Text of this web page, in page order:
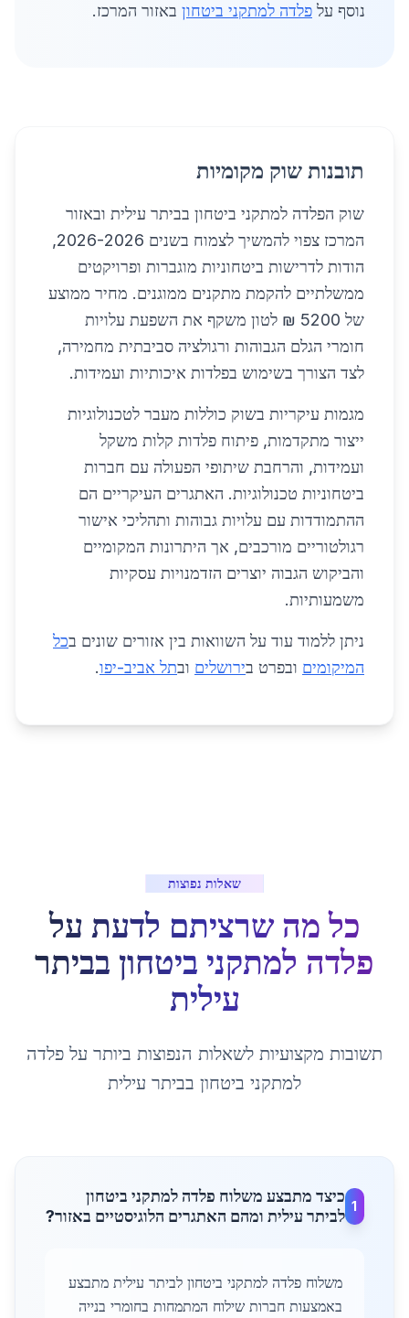
נוסף על פלדה למתקני ביטחון באזור המרכז.
תובנות שוק מקומיות
שוק הפלדה למתקני ביטחון בביתר עילית ובאזור
המרכז צפוי להמשיך לצמוח בשנים 2026-2026,
הודות לדרישות ביטחוניות מוגברות ופרויקטים
ממשלתיים להקמת מתקנים ממוגנים. מחיר ממוצע
של 5200 ₪ לטון משקף את השפעת עלויות
חומרי הגלם הגבוהות ורגולציה סביבתית מחמירה,
לצד הצורך בשימוש בפלדות איכותיות ועמידות.
מגמות עיקריות בשוק כוללות מעבר לטכנולוגיות
ייצור מתקדמות, פיתוח פלדות קלות משקל
ועמידות, והרחבת שיתופי הפעולה עם חברות
ביטחוניות טכנולוגיות. האתגרים העיקריים הם
ההתמודדות עם עלויות גבוהות ותהליכי אישור
רגולטוריים מורכבים, אך היתרונות המקומיים
והביקוש הגבוה יוצרים הזדמנויות עסקיות
משמעותיות.
ניתן ללמוד עוד על השוואות בין אזורים שונים בכל
המיקומים ובפרט בירושלים ובתל אביב-יפו.
שאלות נפוצות
כל מה שרציתם לדעת על
פלדה למתקני ביטחון בביתר
עילית
תשובות מקצועיות לשאלות הנפוצות ביותר על פלדה
למתקני ביטחון בביתר עילית
1
כיצד מתבצע משלוח פלדה למתקני ביטחון
לביתר עילית ומהם האתגרים הלוגיסטיים באזור?
משלוח פלדה למתקני ביטחון לביתר עילית מתבצע
באמצעות חברות שילוח המתמחות בחומרי בנייה